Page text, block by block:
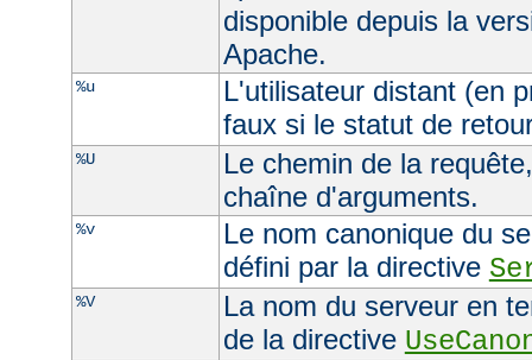
disponible depuis la
Apache.
%u
L'utilisateur distant (en
faux si le statut de
%U
Le chemin de la
chaîne d'arguments.
%v
Le nom canonique du
défini par la directive
%V
La nom du serveur en
de la directive